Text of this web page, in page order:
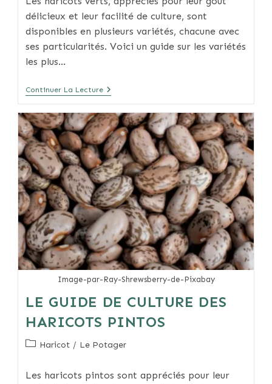
délicieux et leur facilité de culture, sont
disponibles en plusieurs variétés, chacune avec
ses particularités. Voici un guide sur les variétés
les plus…
Continuer La LectureChoisir
Les
De
Haricots
Verts,
Conseils
Et
Astuces
Image-par-Ray-Shrewsberry-de-Pixabay
LE GUIDE DE CULTURE DES
HARICOTS PINTOS
PostHaricot / Le Potager
Les haricots pintos sont appréciés pour leur